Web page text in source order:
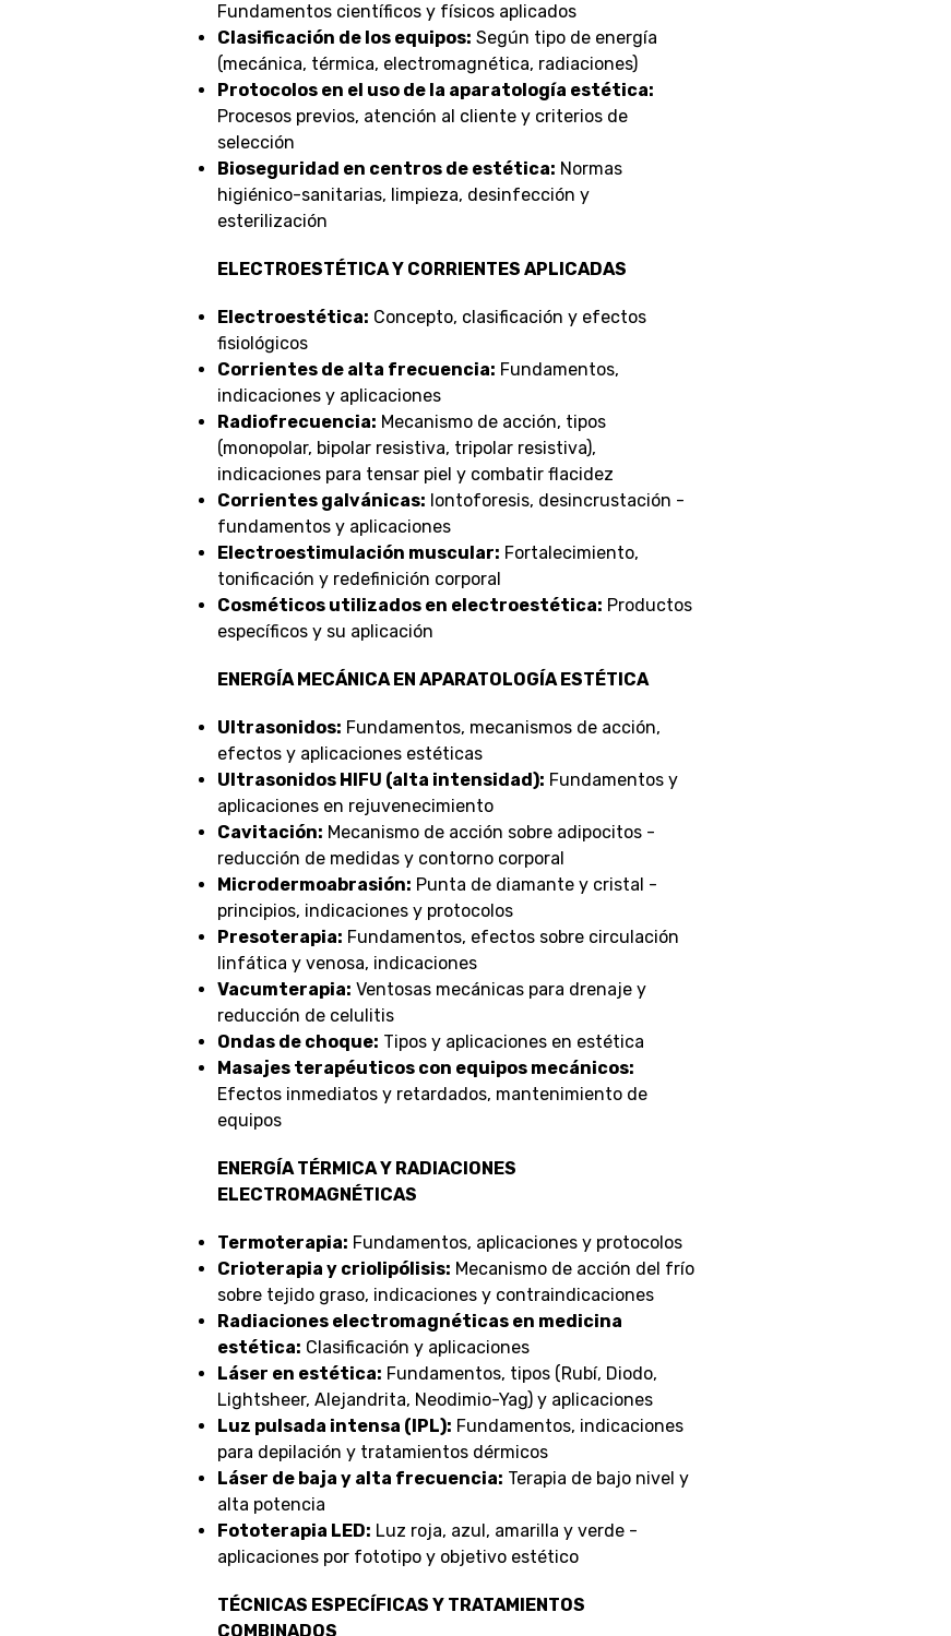
Fundamentos científicos y físicos aplicados
Clasificación de los equipos: Según tipo de energía
(mecánica, térmica, electromagnética, radiaciones)
Protocolos en el uso de la aparatología estética:
Procesos previos, atención al cliente y criterios de
selección
Bioseguridad en centros de estética: Normas
higiénico-sanitarias, limpieza, desinfección y
esterilización
ELECTROESTÉTICA Y CORRIENTES APLICADAS
Electroestética: Concepto, clasificación y efectos
fisiológicos
Corrientes de alta frecuencia: Fundamentos,
indicaciones y aplicaciones
Radiofrecuencia: Mecanismo de acción, tipos
(monopolar, bipolar resistiva, tripolar resistiva),
indicaciones para tensar piel y combatir flacidez
Corrientes galvánicas: Iontoforesis, desincrustación -
fundamentos y aplicaciones
Electroestimulación muscular: Fortalecimiento,
tonificación y redefinición corporal
Cosméticos utilizados en electroestética: Productos
específicos y su aplicación
ENERGÍA MECÁNICA EN APARATOLOGÍA ESTÉTICA
Ultrasonidos: Fundamentos, mecanismos de acción,
efectos y aplicaciones estéticas
Ultrasonidos HIFU (alta intensidad): Fundamentos y
aplicaciones en rejuvenecimiento
Cavitación: Mecanismo de acción sobre adipocitos -
reducción de medidas y contorno corporal
Microdermoabrasión: Punta de diamante y cristal -
principios, indicaciones y protocolos
Presoterapia: Fundamentos, efectos sobre circulación
linfática y venosa, indicaciones
Vacumterapia: Ventosas mecánicas para drenaje y
reducción de celulitis
Ondas de choque: Tipos y aplicaciones en estética
Masajes terapéuticos con equipos mecánicos:
Efectos inmediatos y retardados, mantenimiento de
equipos
ENERGÍA TÉRMICA Y RADIACIONES
ELECTROMAGNÉTICAS
Termoterapia: Fundamentos, aplicaciones y protocolos
Crioterapia y criolipólisis: Mecanismo de acción del frío
sobre tejido graso, indicaciones y contraindicaciones
Radiaciones electromagnéticas en medicina
estética: Clasificación y aplicaciones
Láser en estética: Fundamentos, tipos (Rubí, Diodo,
Lightsheer, Alejandrita, Neodimio-Yag) y aplicaciones
Luz pulsada intensa (IPL): Fundamentos, indicaciones
para depilación y tratamientos dérmicos
Láser de baja y alta frecuencia: Terapia de bajo nivel y
alta potencia
Fototerapia LED: Luz roja, azul, amarilla y verde -
aplicaciones por fototipo y objetivo estético
TÉCNICAS ESPECÍFICAS Y TRATAMIENTOS
COMBINADOS